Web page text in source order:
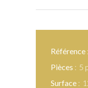
Référence
Pièces
5
Surface